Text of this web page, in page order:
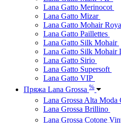
Lana Gatto Merinocot
Lana Gatto Mizar
Lana Gatto Mohair
Lana Gatto Paillettes
Lana Gatto Silk Mohair
Lana Gatto Silk Mohair
Lana Gatto Sirio
Lana Gatto Supersoft
Lana Gatto VIP
Пряжа Lana Grossa %
Lana Grossa Alta Moda
Lana Grossa Brillino
Lana Grossa Cotone